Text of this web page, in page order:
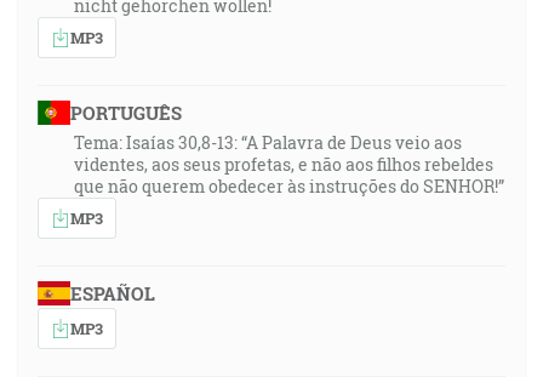
nicht gehorchen wollen!
MP3
PORTUGUÊS
Tema: Isaías 30,8-13: “A Palavra de Deus veio aos
videntes, aos seus profetas, e não aos filhos rebeldes
que não querem obedecer às instruções do SENHOR!”
MP3
ESPAÑOL
MP3